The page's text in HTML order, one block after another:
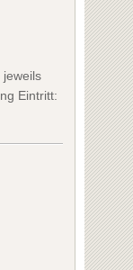
Eintritt: